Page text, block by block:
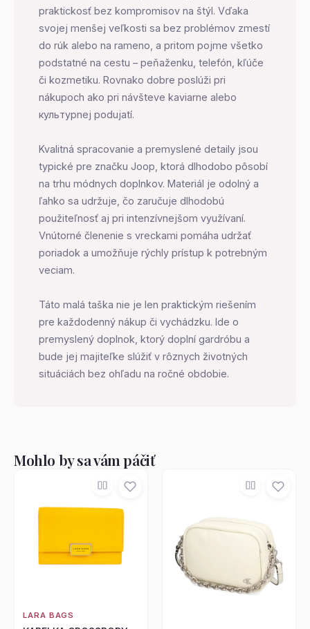
praktickosť bez kompromisov na štýl. Vďaka
svojej menšej veľkosti sa bez problémov zmestí
do rúk alebo na rameno, a pritom pojme všetko
podstatné na cestu – peňaženku, telefón, kľúče
či kozmetiku. Rovnako dobre poslúži pri
nákupoch ako pri návšteve kaviarne alebo
культурnej podujatí.
Kvalitná spracovanie a premyslené detaily jsou
typické pre značku Joop, ktorá dlhodobo pôsobí
na trhu módnych doplnkov. Materiál je odolný a
ľahko sa udržuje, čo zaručuje dlhodobú
použiteľnosť aj pri intenzívnejšom využívaní.
Vnútorné členenie s vreckami pomáha udržať
poriadok a umožňuje rýchly prístup k potrebným
veciam.
Táto malá taška nie je len praktickým riešením
pre každodenný nákup či vychádzku. Ide o
premyslený doplnok, ktorý doplní gardróbu a
bude jej majiteľke slúžiť v rôznych životných
situáciách bez ohľadu na ročné obdobie.
Mohlo by sa vám páčiť
LARA BAGS